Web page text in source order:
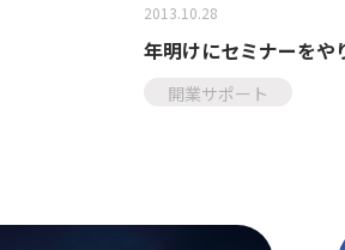
2013.10.28
年明けにセミナーをや
開業サポート